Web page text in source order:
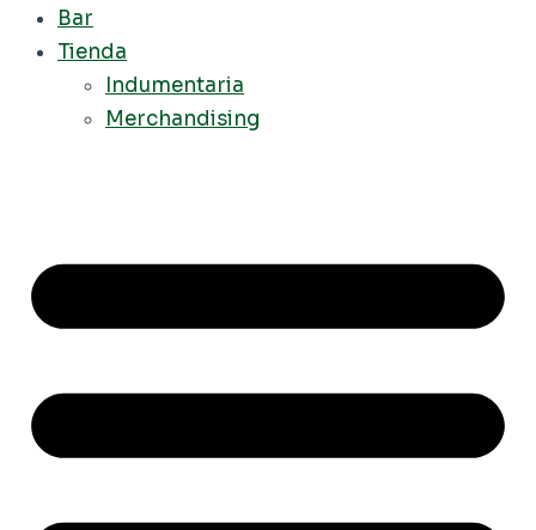
Bar
Tienda
Indumentaria
Merchandising